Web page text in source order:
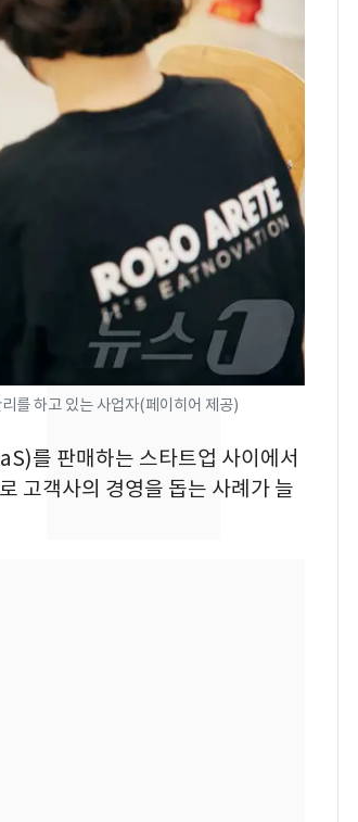
를 하고 있는 사업자(페이히어 제공)
를 판매하는 스타트업 사이에서
고객사의 경영을 돕는 사례가 늘
6
'심판 성접대'가 끝 아니
에 부인 3회 동반 '펑펑'
회춘실험 억만장자, '여
친 생리혈' 냉동고 보
관…"자궁 내부 궁금
해"
'일타강사' 남편과 아내
의 마지막 술자리…비극
으로 끝나버린 17년
[단독] 경찰, '김부장'
제작사 회장 수사…자본
시장법 위반 의혹